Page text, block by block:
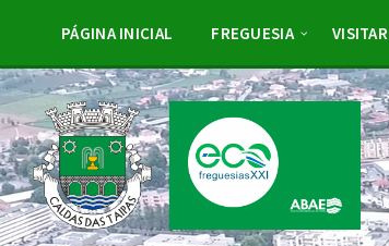
sidebar
PÁGINA INICIAL FREGUESIA VISITAR